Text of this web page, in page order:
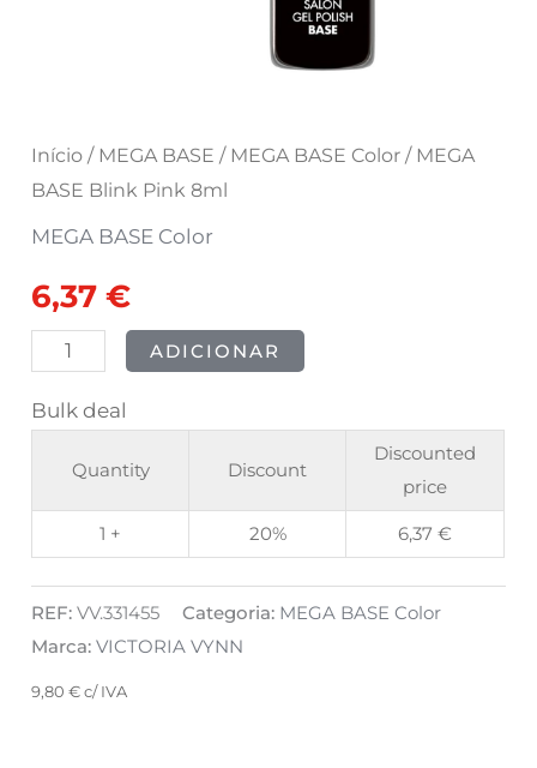
Início / MEGA BASE / MEGA BASE Color / MEGA
BASE Blink Pink 8ml
MEGA BASE Color
6,37€
ADICIONAR
Bulk deal
Quantity Discount
Discounted
price
1 + 20% 6,37€
REF:VV.331455 Categoria: MEGA BASE Color
Marca:VICTORIA VYNN
9,80€ c/ IVA